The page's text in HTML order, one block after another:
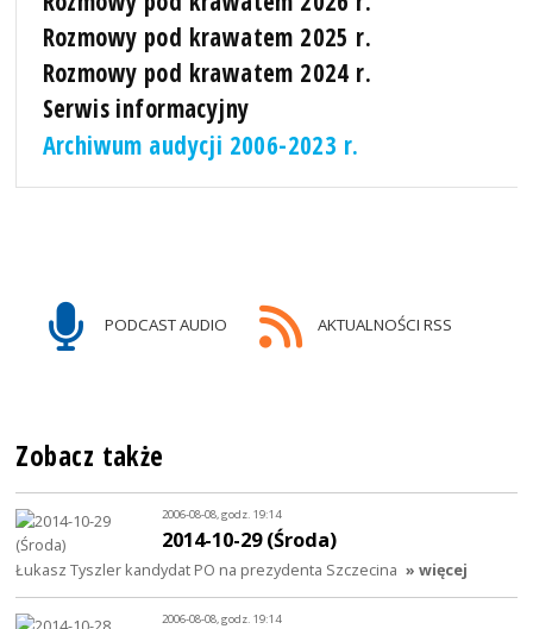
Rozmowy pod krawatem 2025 r.
Rozmowy pod krawatem 2024 r.
Serwis informacyjny
Archiwum audycji 2006-2023 r.
PODCAST AUDIO AKTUALNOŚCI RSS
Zobacz także
2006-08-08, godz. 19:14
2014-10-29 (Środa)
Łukasz Tyszler kandydat PO na prezydenta Szczecina » więcej
2006-08-08, godz. 19:14